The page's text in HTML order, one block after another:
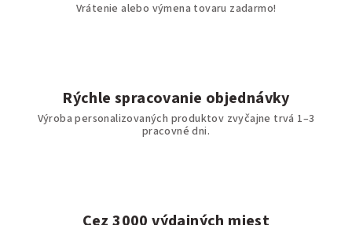
Vrátenie alebo výmena tovaru zadarmo!
Rýchle spracovanie objednávky
Výroba personalizovaných produktov zvyčajne trvá 1–3
pracovné dni.